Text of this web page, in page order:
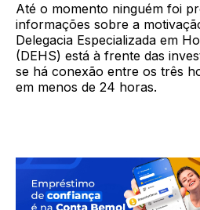
Até o momento ninguém foi
informações sobre a
Delegacia Especializada em
(DEHS) está à frente das
se há conexão entre os três
em menos de 24 horas.